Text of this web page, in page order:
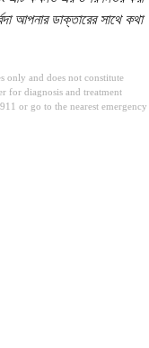
আপনার ডাক্তারের সাথে কথা
only and does not constitute
for diagnosis and treatment
or go to the nearest emergency